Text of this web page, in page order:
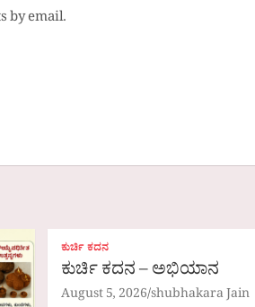
by email.
ಕುರ್ಚಿ ಕದನ
ಕುರ್ಚಿ ಕದನ – ಅಭಿಯಾನ
August 5, 2026shubhakara Jain